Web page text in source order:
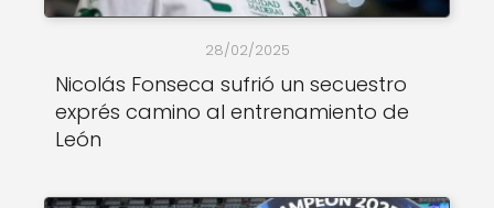
28/02/2025
Nicolás Fonseca sufrió un secuestro
exprés camino al entrenamiento de
León